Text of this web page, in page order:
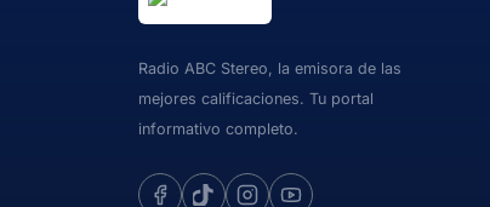
Radio ABC Stereo, la emisora de las
mejores calificaciones. Tu portal
informativo completo.